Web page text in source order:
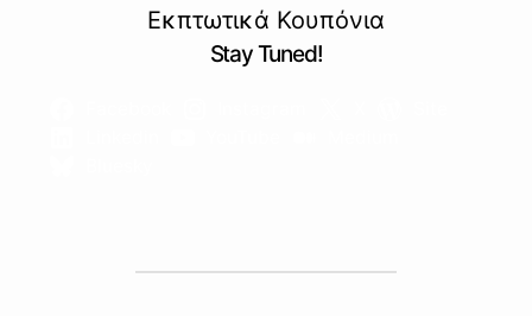
Εκπτωτικά Κουπόνια
Stay Tuned!